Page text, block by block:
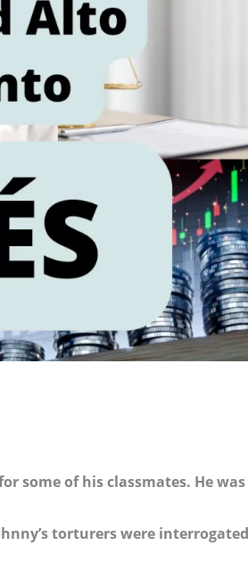
some of his classmates. He was
torturers were interrogated